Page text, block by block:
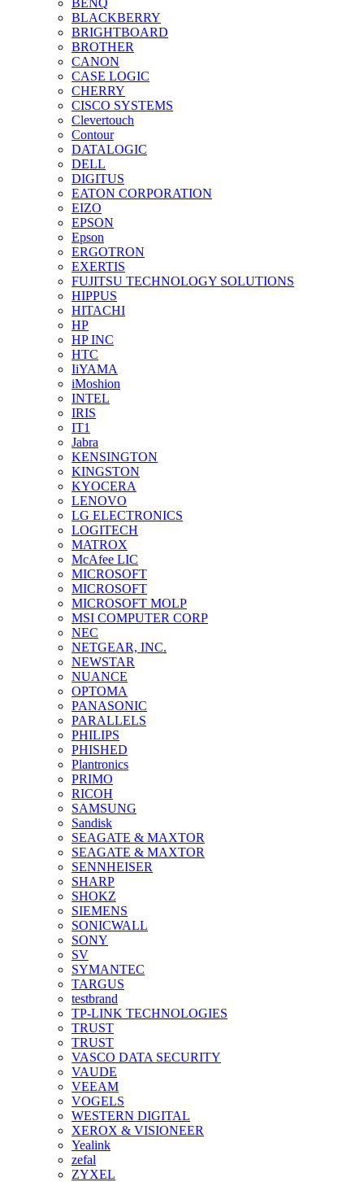
BLACKBERRY
BRIGHTBOARD
BROTHER
CANON
CASE LOGIC
CHERRY
CISCO SYSTEMS
Clevertouch
Contour
DATALOGIC
DELL
DIGITUS
EATON CORPORATION
EIZO
EPSON
Epson
ERGOTRON
EXERTIS
FUJITSU TECHNOLOGY SOLUTIONS
HIPPUS
HITACHI
HP
HP INC
HTC
IiYAMA
iMoshion
INTEL
IRIS
IT1
Jabra
KENSINGTON
KINGSTON
KYOCERA
LENOVO
LG ELECTRONICS
LOGITECH
MATROX
McAfee LIC
MICROSOFT
MICROSOFT
MICROSOFT MOLP
MSI COMPUTER CORP
NEC
NETGEAR, INC.
NEWSTAR
NUANCE
OPTOMA
PANASONIC
PARALLELS
PHILIPS
PHISHED
Plantronics
PRIMO
RICOH
SAMSUNG
Sandisk
SEAGATE & MAXTOR
SEAGATE & MAXTOR
SENNHEISER
SHARP
SHOKZ
SIEMENS
SONICWALL
SONY
SV
SYMANTEC
TARGUS
testbrand
TP-LINK TECHNOLOGIES
TRUST
TRUST
VASCO DATA SECURITY
VAUDE
VEEAM
VOGELS
WESTERN DIGITAL
XEROX & VISIONEER
Yealink
zefal
ZYXEL